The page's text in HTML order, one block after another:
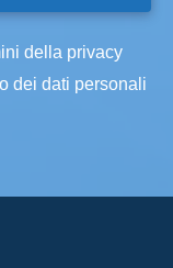
della privacy
dei dati personali